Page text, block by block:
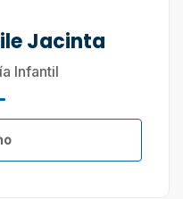
Jacinta
Infantil